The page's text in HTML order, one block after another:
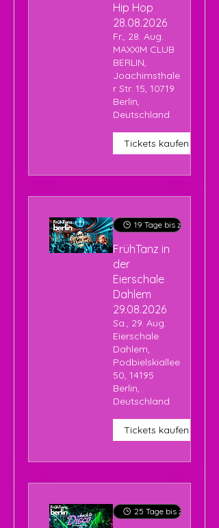
Hip Hop
28.08.2026
Fr., 28. Aug.
MAXXIM CLUB
BERLIN,
Joachimsthale
r Str. 15, 10719
Berlin,
Deutschland
Tickets kaufen
19 Tage bis zur
FrühTanz in
der
Eierschale
Dahlem
29.08.2026
Sa., 29. Aug.
Eierschale
Dahlem,
Podbielskiallee
50, 14195
Berlin,
Deutschland
Tickets kaufen
25 Tage bis zur